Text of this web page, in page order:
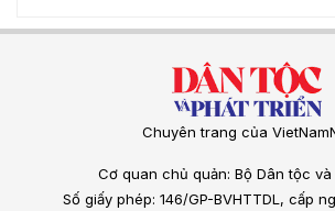
Chuyên trang của
Cơ quan chủ quản: Bộ Dân tộc và
Số giấy phép: 146/GP-BVHTTDL, cấp